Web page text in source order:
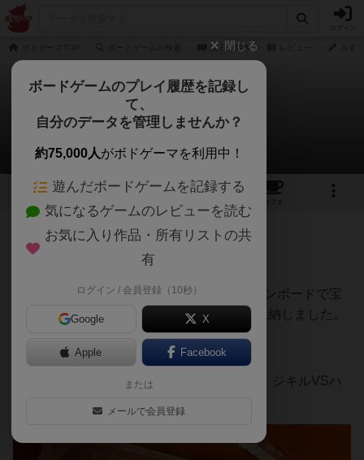
宝石の煌き
宝石の煌き
みずたまきのさんのレビュー
69 25 161
カフェ
443名 0名 0 1年以上前
2024年12月現在、ダイソーで買ったスチレンボードで宝
石枠を作100膳収納可能お箸収納ケースに収納しました。
これだけだとまだ４割ほど空いているので、ジキルVSハ
閉じる
ボードゲームのプレイ履歴を記録し
て、
自分のデータを管理しませんか？
約75,000人がボドゲーマを利用中！
遊んだボードゲームを記録する
気になるゲームのレビューを読む
お気に入り作品・所有リストの共
有
ログイン / 会員登録（10秒）
Google X
Apple Facebook
または
メールで会員登録